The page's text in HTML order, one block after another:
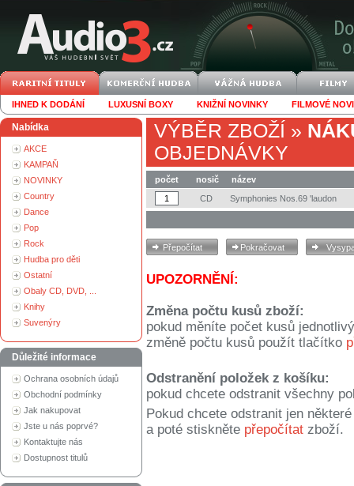
IHNED K DODÁNÍ LUXUSNÍ BOXY KNIŽNÍ NOVINKY FILMOVÉ
Nabídka
AKCE
KAMPAŇ
NOVINKY
Country
Dance
Pop
Rock
Hudba pro děti
Ostatní
Obaly CD, DVD, ...
Knihy
Suvenýry
Důležité informace
Ochrana osobních údajů
Obchodní podmínky
Jak nakupovat
Jste u nás poprvé?
Kontaktujte nás
Dostupnost titulů
VÝBĚR ZBOŽÍ »
OBJEDNÁVKY
počet nosič
název
CD
Symphonies Nos.69 'laudon
UPOZORNĚNÍ:
Změna počtu kusů zboží:
pokud měníte počet kusů
změně počtu kusů použít tlačítko
Odstranění položek z košíku:
pokud chcete odstranit všechny
Pokud chcete odstranit jen
a poté stiskněte přepočítat zboží.